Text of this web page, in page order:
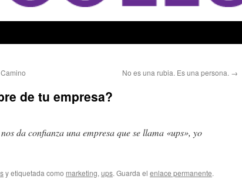
No es una rubia. Es una persona. →
de tu empresa?
da confianza una empresa que se llama «ups», yo
y etiquetada como marketing, ups. Guarda el enlace permanente.